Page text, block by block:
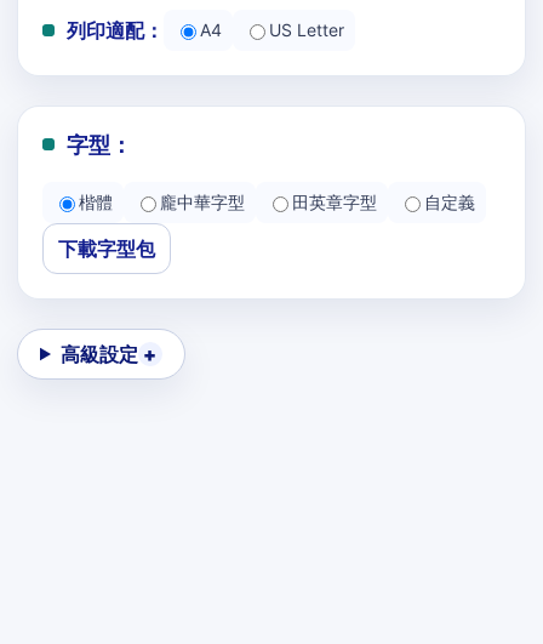
列印適配： A4 US Letter
字型：
楷體 龐中華字型 田英章字型 自定義
下載字型包
高級設定